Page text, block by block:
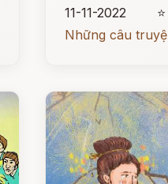
11-11-2022
Những câu